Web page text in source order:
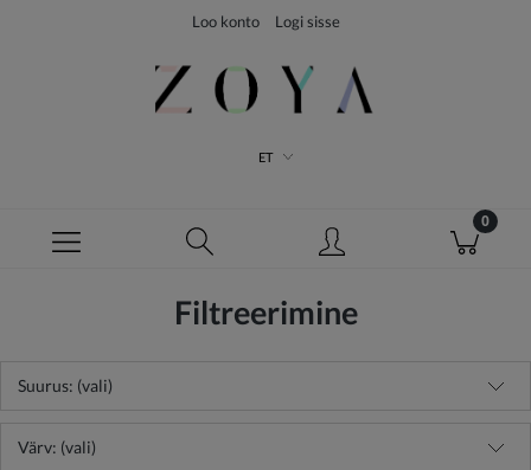
Loo konto Logi sisse
ET
Filtreerimine
Suurus: (vali)
Värv: (vali)